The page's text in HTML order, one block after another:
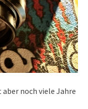
aber noch viele Jahre